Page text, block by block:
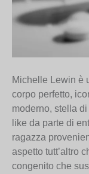
Michelle Lewin è
corpo perfetto,
moderno, stella
like da parte di
ragazza
aspetto tutt’altro
congenito che